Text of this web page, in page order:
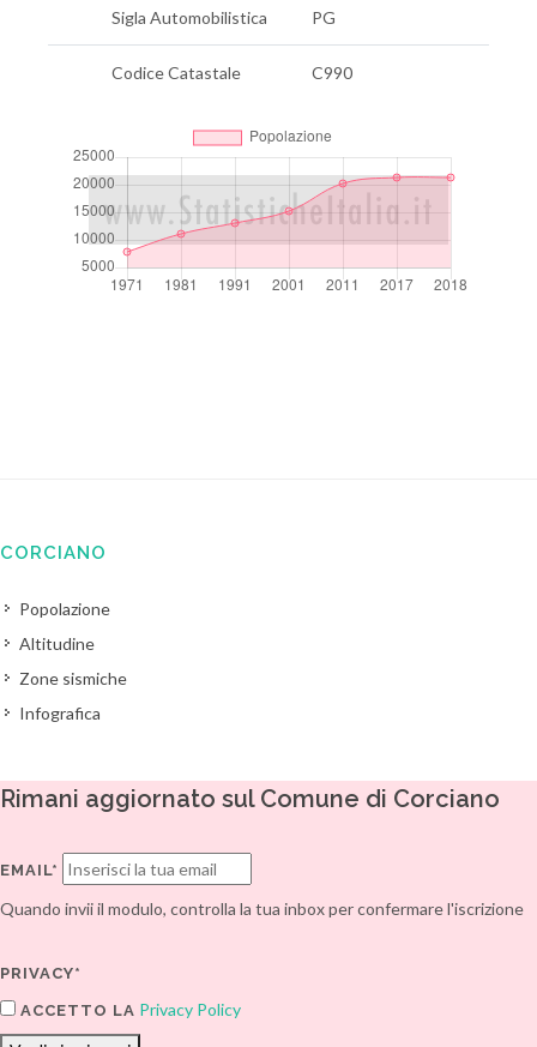
Sigla Automobilistica PG
Codice Catastale C990
CORCIANO
Popolazione
Altitudine
Zone sismiche
Infografica
Rimani aggiornato sul Comune di Corciano
EMAIL*
Quando invii il modulo, controlla la tua inbox per confermare l'iscrizione
PRIVACY*
ACCETTO LA Privacy Policy